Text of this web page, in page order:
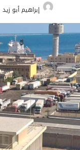
إبراهيم أبو زيد